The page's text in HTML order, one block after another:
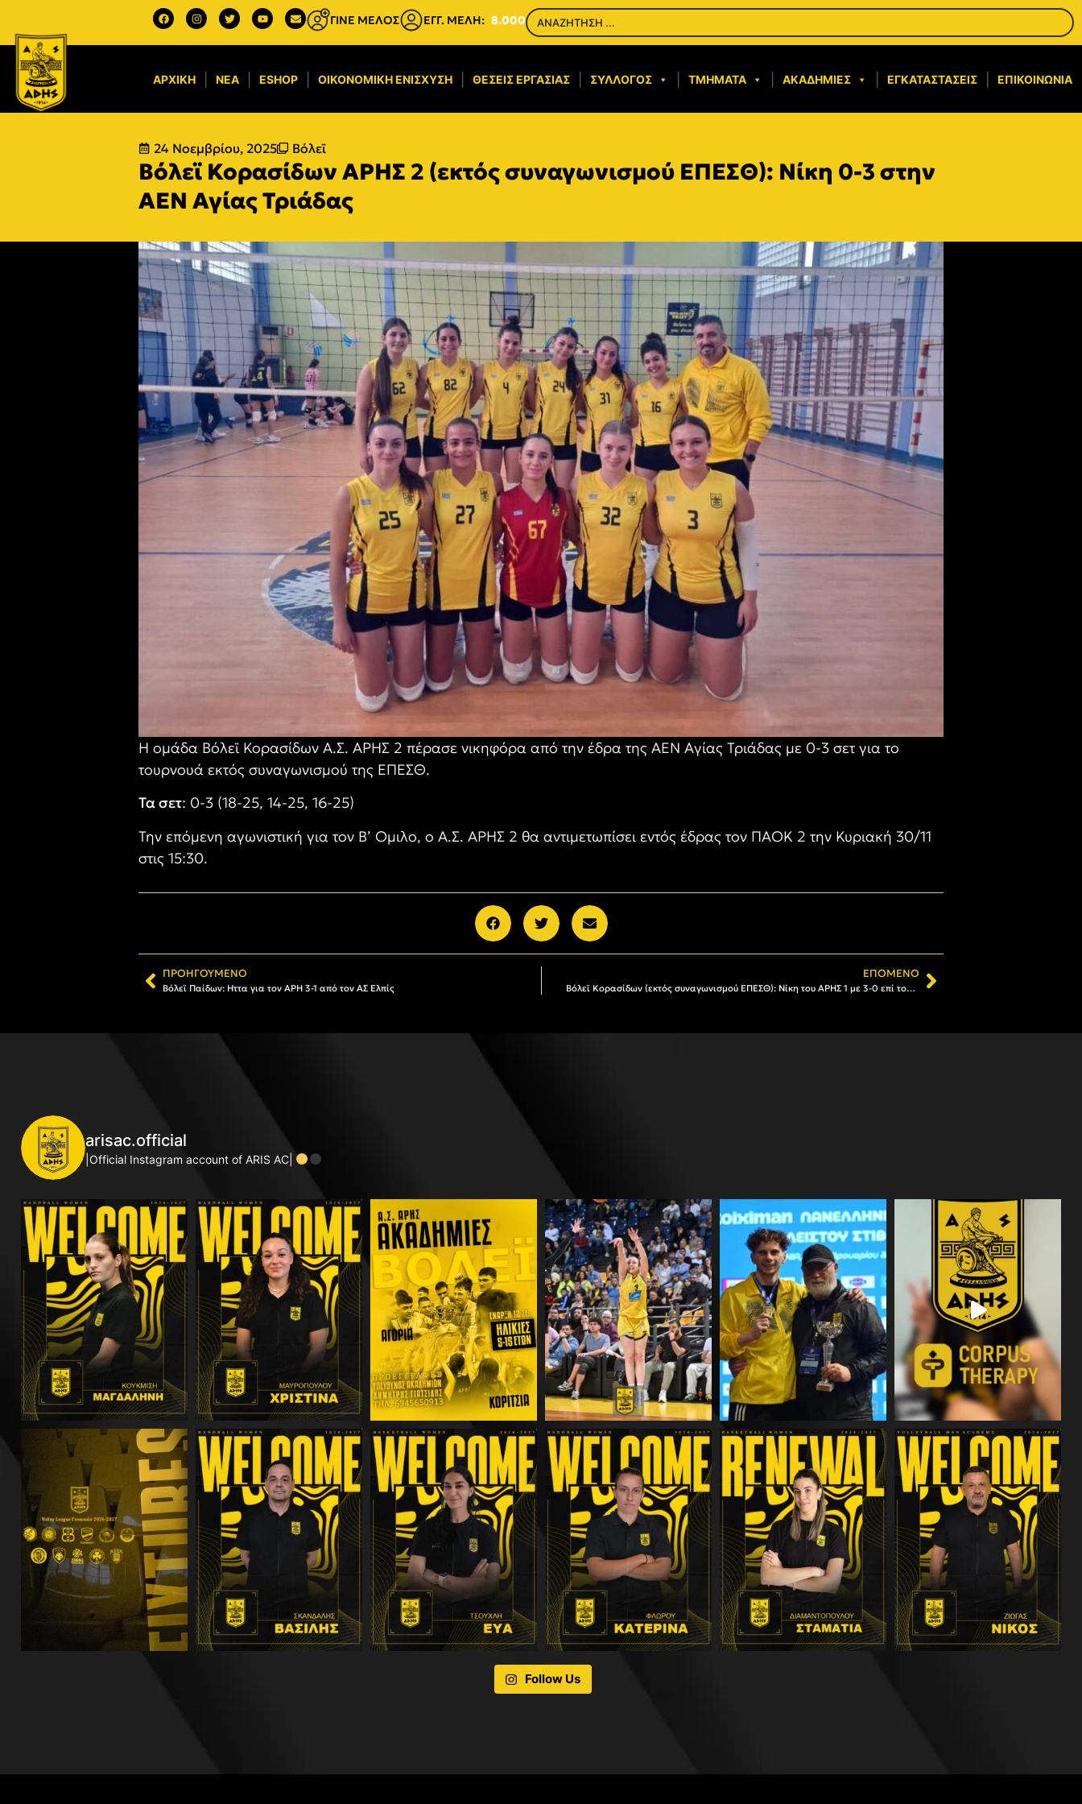
ΓΙΝΕ ΜΕΛΟΣ ΕΓΓ. ΜΕΛΗ: 8.000
ΑΡΧΙΚΉ ΝΈΑ ESHOP ΟΙΚΟΝΟΜΙΚΉ ΕΝΊΣΧΥΣΗ​ ΘΈΣΕΙΣ ΕΡΓΑΣΊΑΣ ΣΎΛΛΟΓΟΣ ΤΜΉΜΑΤΑ ΑΚΑΔΗΜΊΕΣ ΕΓΚΑΤΑΣΤΆΣΕΙΣ ΕΠΙΚΟΙΝΩΝΊΑ
24 Νοεμβρίου, 2025 Βόλεϊ
Βόλεϊ Κορασίδων AΡΗΣ 2 (εκτός συναγωνισμού ΕΠΕΣΘ): Νίκη 0-3 στην
ΑΕΝ Αγίας Τριάδας
H ομάδα Βόλεϊ Κορασίδων Α.Σ. ΑΡΗΣ 2 πέρασε νικηφόρα από την έδρα της ΑΕΝ Αγίας Τριάδας με 0-3 σετ για το
τουρνουά εκτός συναγωνισμού της ΕΠΕΣΘ.
Τα σετ: 0-3 (18-25, 14-25, 16-25)
Την επόμενη αγωνιστική για τον Β’ Ομιλο, ο Α.Σ. ΑΡΗΣ 2 θα αντιμετωπίσει εντός έδρας τον ΠΑΟΚ 2 την Κυριακή 30/11
στις 15:30.
ΠΡΟΗΓΟΎΜΕΝΟ
Βόλεϊ Παίδων: Hττα για τον ΑΡΗ 3-1 από τον ΑΣ Ελπίς
ΕΠΌΜΕΝΟ
Βόλεϊ Κορασίδων (εκτός συναγωνισμού ΕΠΕΣΘ): Nίκη του ΑΡΗΣ 1 με 3-0 επί του ΑΡΗ Κασσανδρείας
arisac.official
|Official Instagram account of ARIS AC|
Follow Us